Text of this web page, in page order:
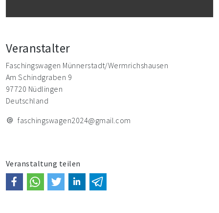
Veranstalter
Faschingswagen Münnerstadt/Wermrichshausen
Am Schindgraben 9
97720 Nüdlingen
Deutschland
faschingswagen2024@gmail.com
Veranstaltung teilen